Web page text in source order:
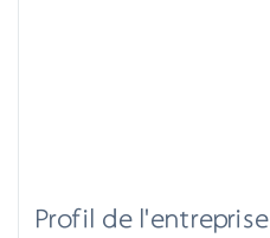
Profil de l'entreprise